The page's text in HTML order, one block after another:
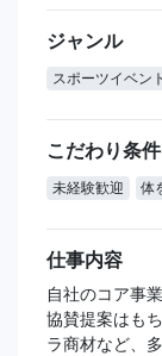
ジャンル
スポーツイベン
こだわり条件
未経験歓迎 体
仕事内容
自社のコア事
協賛提案はも
ラ商材など、